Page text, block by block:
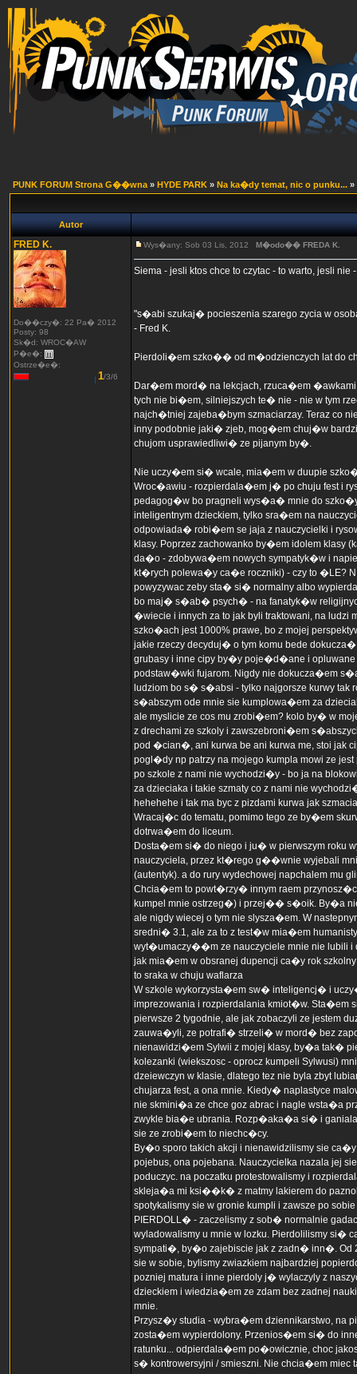
PUNK FORUM Strona G��wna » HYDE PARK » Na ka�dy temat, nic o punku... »
Autor
FRED K.
Do��czy�: 22 Pa� 2012
Posty: 98
Sk�d: WROC�AW
P�e�:
Ostrze�e�:
1/3/6
Wys�any: Sob 03 Lis, 2012 M�odo�� FREDA K.
Siema - jesli ktos chce to czytac - to warto, jesli
"s�abi szukaj� pocieszenia szarego zycia w
- Fred K.
Pierdoli�em szko�� od m�odzienczych lat do
Dar�em mord� na lekcjach, rzuca�em
tych nie bi�em, silniejszych te� nie - nie w tym
najch�tniej zajeba�bym szmaciarzay. Teraz co
inny podobnie jaki� zjeb, mog�em chuj�w
chujom usprawiedliwi� ze pijanym by�.
Nie uczy�em si� wcale, mia�em w duupie
Wroc�awiu - rozpierdala�em j� po chuju fest i
pedagog�w bo pragneli wys�a� mnie do
inteligentnym dzieckiem, tylko sra�em na
odpowiada� robi�em se jaja z nauczycielki i
klasy. Poprzez zachowanko by�em idolem
da�o - zdobywa�em nowych sympatyk�w i
kt�rych polewa�y ca�e roczniki) - czy to �LE?
powyzywac zeby sta� si� normalny albo
bo maj� s�ab� psych� - na fanatyk�w
�wiecie i innych za to jak byli traktowani, na
szko�ach jest 1000% prawe, bo z mojej
jakie rzeczy decyduj� o tym komu bede
grubasy i inne cipy by�y poje�d�ane i
podstaw�wki fujarom. Nigdy nie dokucza�em
ludziom bo s� s�absi - tylko najgorsze kurwy
s�abszym ode mnie sie kumplowa�em za
ale myslicie ze cos mu zrobi�em? kolo by� w
z drechami ze szkoly i zawszebroni�em
pod �cian�, ani kurwa be ani kurwa me, stoi jak
pogl�dy np patrzy na mojego kumpla mowi ze
po szkole z nami nie wychodzi�y - bo ja na
za dzieciaka i takie szmaty co z nami nie
hehehehe i tak ma byc z pizdami kurwa jak
Wracaj�c do tematu, pomimo tego ze by�em
dotrwa�em do liceum.
Dosta�em si� do niego i ju� w pierwszym roku
nauczyciela, przez kt�rego g��wnie wyjebali
(autentyk). a do rury wydechowej napchalem mu
Chcia�em to powt�rzy� innym raem
kumpel mnie ostrzeg�) i przej�� s�oik. By�a
ale nigdy wiecej o tym nie slysza�em. W
sredni� 3.1, ale za to z test�w mia�em
wyt�umaczy��m ze nauczyciele mnie nie lubili i
jak mia�em w obsranej dupencji ca�y rok
to sraka w chuju waflarza
W szkole wykorzysta�em sw� inteligencj� i
imprezowania i rozpierdalania kmiot�w. Sta�em
pierwsze 2 tygodnie, ale jak zobaczyli ze jestem
zauwa�yli, ze potrafi� strzeli� w mord� bez
nienawidzi�em Sylwii z mojej klasy, by�a tak�
kolezanki (wiekszosc - oprocz kumpeli Sylwusi)
dzeiewczyn w klasie, dlatego tez nie byla zbyt
chujarza fest, a ona mnie. Kiedy� naplastyce
nie skmini�a ze chce goz abrac i nagle wsta�a
zwykle bia�e ubrania. Rozp�aka�a si� i
sie ze zrobi�em to niechc�cy.
By�o sporo takich akcji i nienawidzilismy sie
pojebus, ona pojebana. Nauczycielka nazala jej
poduczyc. na poczatku protestowalismy i
skleja�a mi ksi��k� z matmy lakierem do
spotykalismy sie w gronie kumpli i zawsze po
PIERDOLL� - zaczelismy z sob� normalnie
wyladowalismy u mnie w lozku. Pierdolilismy
sympati�, by�o zajebiscie jak z zadn� inn�. Od
sie w sobie, bylismy zwiazkiem najbardziej
pozniej matura i inne pierdoly j� wylaczyly z
dzieckiem i wiedzia�em ze zdam bez zadnej
mnie.
Przysz�y studia - wybra�em dziennikarstwo, na
zosta�em wypierdolony. Przenios�em si� do
ratunku... odpierdala�em po�owicznie, choc
s� kontrowersyjni / smieszni. Nie chcia�em